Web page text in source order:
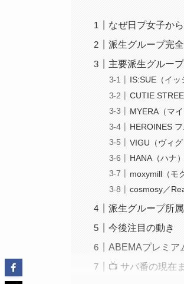
なぜ日プ女子か
派生グループ完
主要派生グルー
IS:SUE（イ
CUTIE
MYERA（マ
HEROINES
VIGU（ヴィ
HANA（ハナ
moxymill（モ
cosmosy／
派生グループ所
今後注目の動き
ABEMAプレミア
📺 サバ番の現在